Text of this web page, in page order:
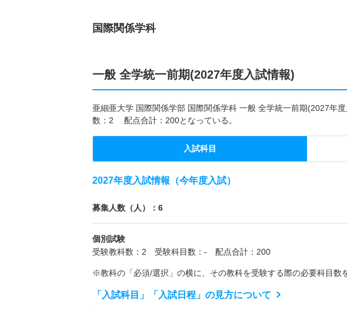
国際関係学科
一般 全学統一前期(2027年度入試情報)
亜細亜大学 国際関係学部 国際関係学科 一般 全学統一前期(2027年
数：2 配点合計：200となっている。
入試科目
2027年度入試情報（今年度入試）
募集人数（人）：6
個別試験
受験教科数：2 受験科目数：- 配点合計：200
※教科の「必須/選択」の横に、その教科を受験する際の必要科目数
「入試科目」「入試日程」の見方について